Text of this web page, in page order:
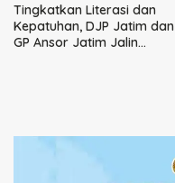
Tingkatkan Literasi dan
Kepatuhan, DJP Jatim dan
GP Ansor Jatim Jalin